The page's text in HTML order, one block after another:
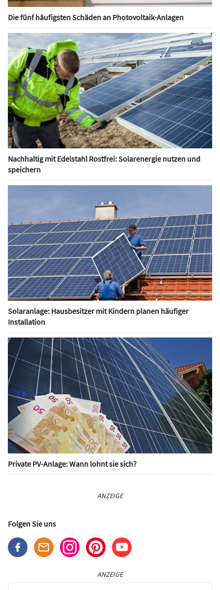
Die fünf häufigsten Schäden an Photovoltaik-Anlagen
Nachhaltig mit Edelstahl Rostfrei: Solarenergie nutzen und
speichern
Solaranlage: Hausbesitzer mit Kindern planen häufiger
Installation
Private PV-Anlage: Wann lohnt sie sich?
ANZEIGE
Folgen Sie uns
ANZEIGE